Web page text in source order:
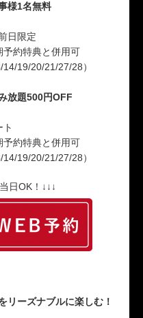
様1名無料
日限定
約特典と併用可
19/20/21/27/28）
放題500円OFF
約特典と併用可
19/20/21/27/28）
日OK！↓↓↓
ーズナブルに楽しむ！